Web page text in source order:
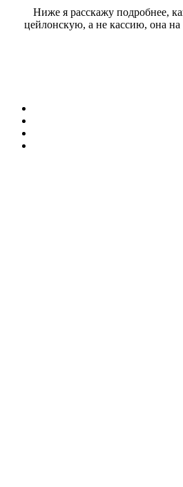
Ниже я расскажу подробнее,
цейлонскую, а не кассию, она